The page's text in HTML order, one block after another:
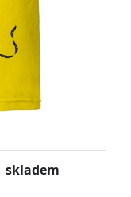
skladem